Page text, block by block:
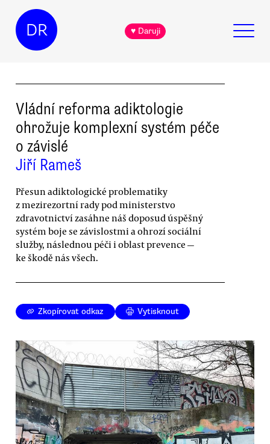
DR ♥ Daruji
Vládní reforma adiktologie
ohrožuje komplexní systém péče
o závislé
Jiří Rameš
Přesun adiktologické problematiky
z mezirezortní rady pod ministerstvo
zdravotnictví zasáhne náš doposud úspěšný
systém boje se závislostmi a ohrozí sociální
služby, následnou péči i oblast prevence —
ke škodě nás všech.
Zkopírovat odkaz Vytisknout